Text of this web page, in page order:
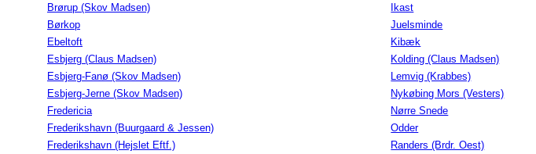
Brørup (Skov Madsen)
Børkop
Ebeltoft
Esbjerg (Claus Madsen)
Esbjerg-Fanø (Skov Madsen)
Esbjerg-Jerne (Skov Madsen)
Fredericia
Frederikshavn (Buurgaard & Jessen)
Frederikshavn (Hejslet Eftf.)
Ikast
Juelsminde
Kibæk
Kolding (Claus Madsen)
Lemvig (Krabbes)
Nykøbing Mors (Vesters)
Nørre Snede
Odder
Randers (Brdr. Oest)